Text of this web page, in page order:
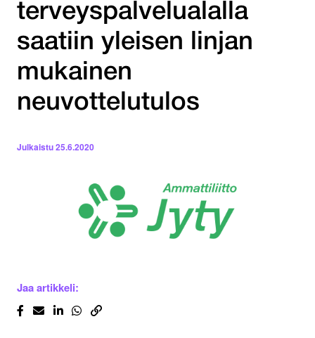
terveyspalvelualalla
saatiin yleisen linjan
mukainen
neuvottelutulos
Julkaistu25.6.2020
Jaa artikkeli: